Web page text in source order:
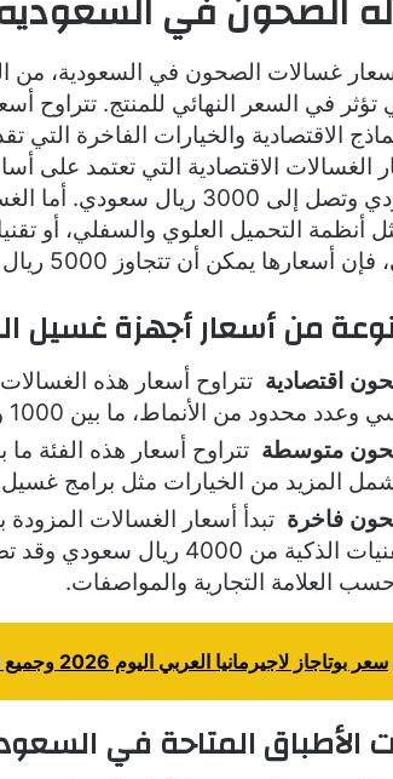
غسالات الصحون في السعودية، من
تؤثر في السعر النهائي للمنتج.
الاقتصادية والخيارات الفاخرة
الغسالات الاقتصادية التي تعتمد
1000 ريال سعودي وتصل إلى 3000
أنظمة التحميل العلوي والسفلي، أو
يمكن أن تتجاوز 5000 ريال سعودي.
من أسعار أجهزة
اقتصادية تتراوح أسعار هذه
من الأنماط، ما بين 1000 و2500 ريال سعودي.
متوسطة
المزيد من الخيارات مثل برامج غسيل
فاخرة تبدأ أسعار الغسالات
العلامة التجارية والمواصفات.
سعر بوتاجاز لاجيرمانيا العربي اليوم 2026 وجميع العيوب
الأطباق المتاحة في